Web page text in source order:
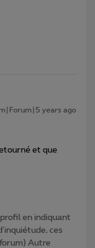
years ago
et que
en indiquant
ces
Autre